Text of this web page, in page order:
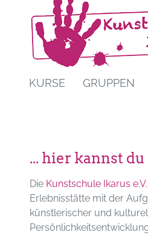
KURSE GRUPPEN
... hier kannst
Die Kunstschule Ikarus e.V.
Erlebnisstätte mit der
künstlerischer und